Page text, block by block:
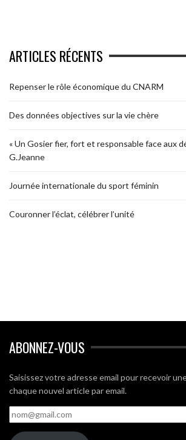
ARTICLES RÉCENTS
Repenser le rôle économique du CNARM
Des données objectives sur la vie chère
« Un Gosier fier, fort et responsable face aux
G.Jeanne
Journée internationale du sport féminin
Couronner l’éclat, célébrer l’unité
ABONNEZ-VOUS
Saisissez votre adresse email pour recevoir
chaque nouvel article par email.
nom@gmail.com